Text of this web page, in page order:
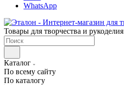
WhatsApp
Товары для творчества и рукоделия
Каталог
По всему сайту
По каталогу